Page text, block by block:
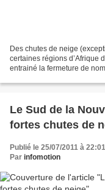
Des chutes de neige
certaines régions d’Afrique
entrainé la fermeture de
Le Sud de la
fortes chutes de
Publié le 25/07/2011 à 22:01
Par infomotion